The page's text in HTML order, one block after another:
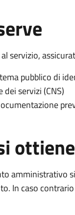
servizio,
pubblico di
dei servizi (CNS)
ottiene
amministrativo
In caso